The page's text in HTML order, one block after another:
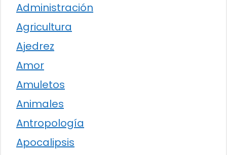
Administración
Agricultura
Ajedrez
Amor
Amuletos
Animales
Antropología
Apocalipsis